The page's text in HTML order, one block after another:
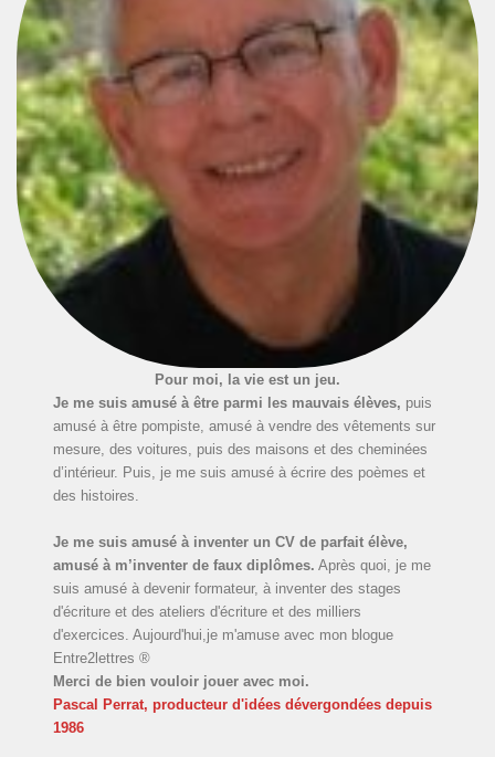
Pour moi, la vie est un jeu.
Je me suis amusé à être parmi les mauvais élèves, puis
amusé à être pompiste, amusé à vendre des vêtements sur
mesure, des voitures, puis des maisons et des cheminées
d’intérieur. Puis, je me suis amusé à écrire des poèmes et
des histoires.
Je me suis amusé à inventer un CV de parfait élève,
amusé à m’inventer de faux diplômes. Après quoi, je me
suis amusé à devenir formateur, à inventer des stages
d'écriture et des ateliers d'écriture et des milliers
d'exercices. Aujourd'hui,je m'amuse avec mon blogue
Entre2lettres ®
Merci de bien vouloir jouer avec moi.
Pascal Perrat, producteur d'idées dévergondées depuis
1986